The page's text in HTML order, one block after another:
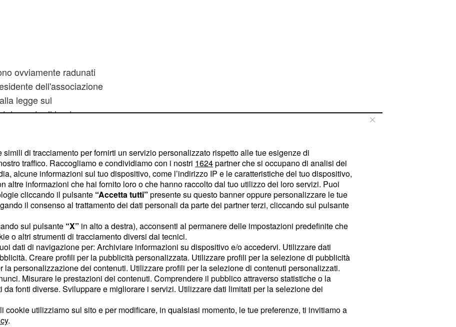
ovviamente radunati
dell'associazione
legge sul
contro il leader
"Cappato = Servo di
breve, anche grazie
dell'ordine italiane al
accompagnatoFabo per
della clinica Dignitas.
prove da ammettere in
in particolare quello
all'inviato della
all'inviato Giulio
nelle sue condizioni,
la sconfitta dopo
di tracciamento per fornirti un servizio personalizzato rispetto alle tue esigenze di
traffico. Raccogliamo e condividiamo con i nostri 1624partner che si occupano di analisi dei
alcune informazioni sul tuo dispositivo, come l’indirizzo IP e le caratteristiche del tuo dispositivo,
altre informazioni che hai fornito loro o che hanno raccolto dal tuo utilizzo dei loro servizi. Puoi
cliccando il pulsante “Accetta tutti” presente su questo banner oppure personalizzare le tue
il consenso al trattamento dei dati personali da parte dei partner terzi, cliccando sul pulsante
sul pulsante “X” in alto a destra), acconsenti al permanere delle impostazioni predefinite che
o altri strumenti di tracciamento diversi dai tecnici.
dati di navigazione per: Archiviare informazioni su dispositivo e/o accedervi. Utilizzare dati
Creare profili per la pubblicità personalizzata. Utilizzare profili per la selezione di pubblicità
la personalizzazione dei contenuti. Utilizzare profili per la selezione di contenuti personalizzati.
Misurare le prestazioni dei contenuti. Comprendere il pubblico attraverso statistiche o la
fonti diverse. Sviluppare e migliorare i servizi. Utilizzare dati limitati per la selezione dei
cookie utilizziamo sul sito e per modificare, in qualsiasi momento, le tue preferenze, ti invitiamo a
.